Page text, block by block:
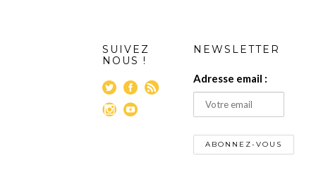
SUIVEZ
NOUS !
NEWSLETTER
Adresse email :